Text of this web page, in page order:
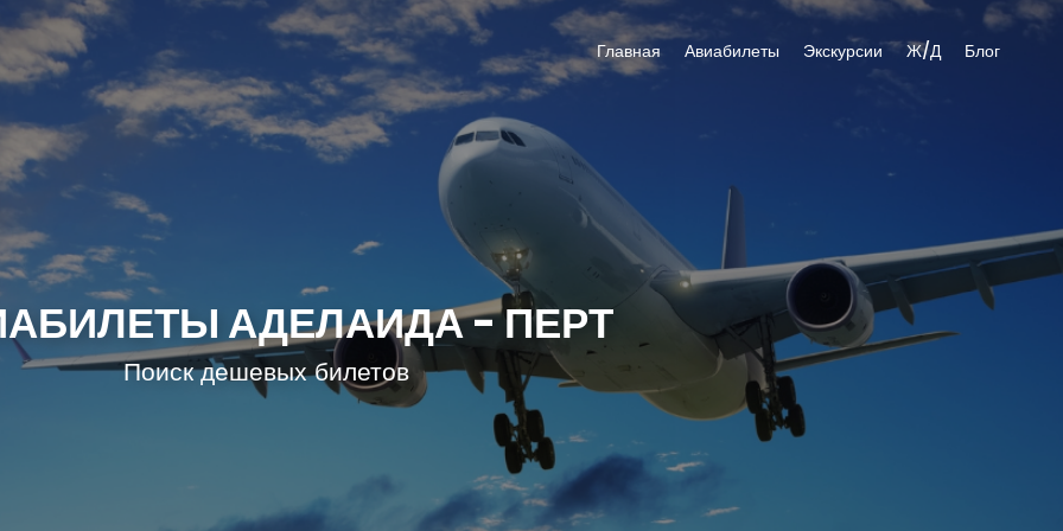
Главная Авиабилеты Экскурсии Ж/Д Блог
АДЕЛАИДА - ПЕРТ
Поиск дешевых билетов